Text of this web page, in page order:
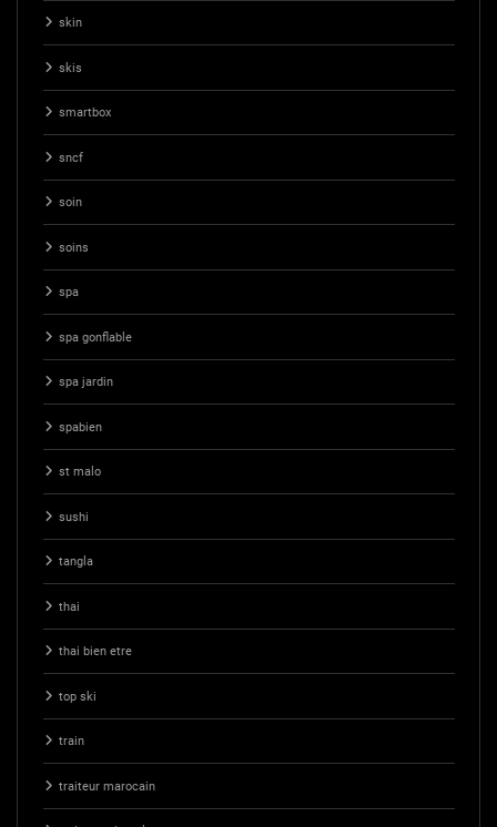
skin
skis
smartbox
sncf
soin
soins
spa
spa gonflable
spa jardin
spabien
st malo
sushi
tangla
thai
thai bien etre
top ski
train
traiteur marocain